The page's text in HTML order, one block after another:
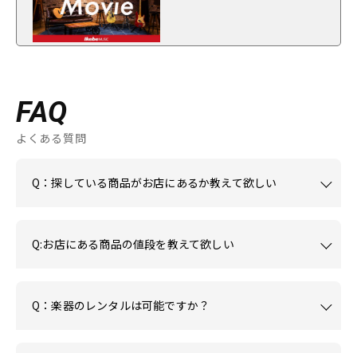
FAQ
よくある質問
Q：探している商品がお店にあるか教えて欲しい
Q:お店にある商品の値段を教えて欲しい
Q：楽器のレンタルは可能ですか？